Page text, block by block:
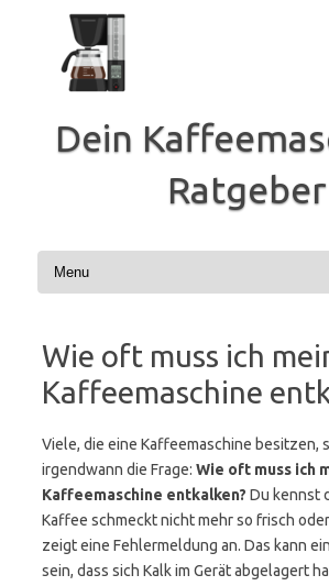
springen
Dein
Ratgeber
Wie oft muss ich
Kaffeemaschine
Viele, die eine Kaffeemaschine besitzen,
irgendwann die Frage: Wie oft muss ich
Kaffeemaschine entkalken? Du kennst
Kaffee schmeckt nicht mehr so frisch
zeigt eine Fehlermeldung an. Das kann
sein, dass sich Kalk im Gerät abgelagert